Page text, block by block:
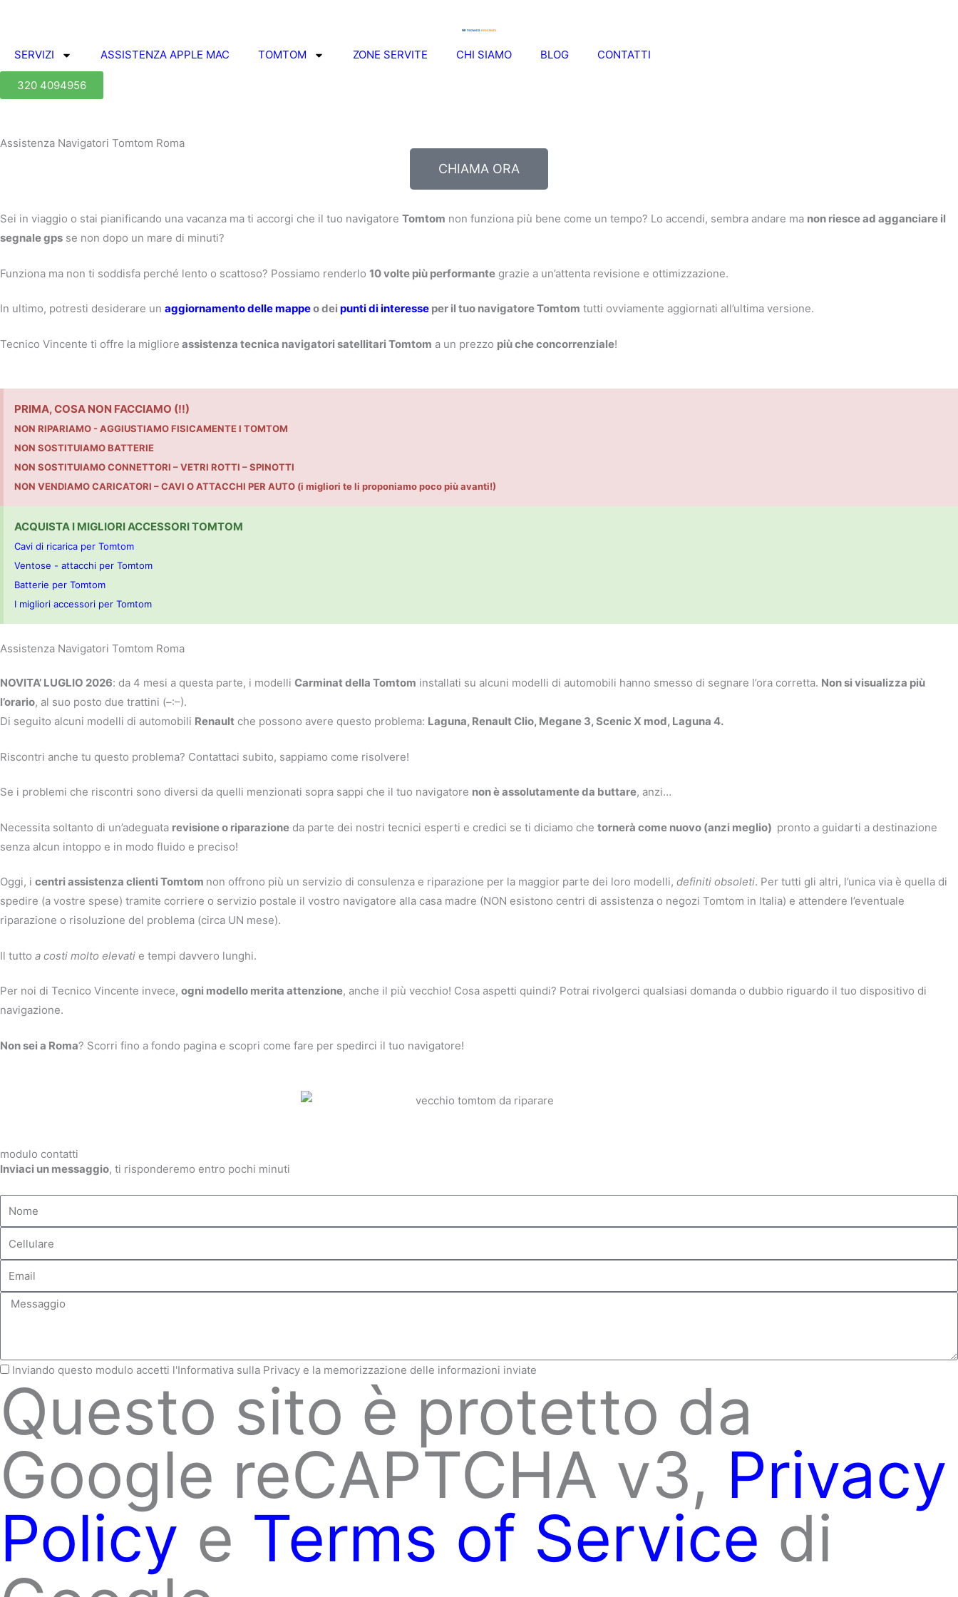
contenuto
SERVIZI ASSISTENZA APPLE MAC TOMTOM ZONE SERVITE CHI SIAMO BLOG CONTATTI
320 4094956
Assistenza Navigatori Tomtom Roma
CHIAMA ORA
Sei in viaggio o stai pianificando una vacanza ma ti accorgi che il tuo navigatore Tomtom non funziona più bene come un tempo? Lo accendi, sembra andare ma non riesce ad agganciare il
segnale gps se non dopo un mare di minuti?
Funziona ma non ti soddisfa perché lento o scattoso? Possiamo renderlo 10 volte più performante grazie a un’attenta revisione e ottimizzazione.
In ultimo, potresti desiderare un aggiornamento delle mappeo dei punti di interesse per il tuo navigatore Tomtom tutti ovviamente aggiornati all’ultima versione.
Tecnico Vincente ti offre la migliore assistenza tecnica navigatori satellitari Tomtom a un prezzo più che concorrenziale!
PRIMA, COSA NON FACCIAMO (!!)
NON RIPARIAMO - AGGIUSTIAMO FISICAMENTE I TOMTOM
NON SOSTITUIAMO BATTERIE
NON SOSTITUIAMO CONNETTORI – VETRI ROTTI – SPINOTTI
NON VENDIAMO CARICATORI – CAVI O ATTACCHI PER AUTO (i migliori te li proponiamo poco più avanti!)
ACQUISTA I MIGLIORI ACCESSORI TOMTOM
Cavi di ricarica per Tomtom
Ventose - attacchi per Tomtom
Batterie per Tomtom
I migliori accessori per Tomtom
Assistenza Navigatori Tomtom Roma
NOVITA’ LUGLIO 2026: da 4 mesi a questa parte, i modelli Carminat della Tomtom installati su alcuni modelli di automobili hanno smesso di segnare l’ora corretta. Non si visualizza più
l’orario, al suo posto due trattini (–:–).
Di seguito alcuni modelli di automobili Renault che possono avere questo problema: Laguna, Renault Clio, Megane 3, Scenic X mod, Laguna 4.
Riscontri anche tu questo problema? Contattaci subito, sappiamo come risolvere!
Se i problemi che riscontri sono diversi da quelli menzionati sopra sappi che il tuo navigatore non è assolutamente da buttare, anzi…
Necessita soltanto di un’adeguata revisione o riparazione da parte dei nostri tecnici esperti e credici se ti diciamo che tornerà come nuovo (anzi meglio) pronto a guidarti a destinazione
senza alcun intoppo e in modo fluido e preciso!
Oggi, i centri assistenza clienti Tomtom non offrono più un servizio di consulenza e riparazione per la maggior parte dei loro modelli, definiti obsoleti. Per tutti gli altri, l’unica via è quella di
spedire (a vostre spese) tramite corriere o servizio postale il vostro navigatore alla casa madre (NON esistono centri di assistenza o negozi Tomtom in Italia) e attendere l’eventuale
riparazione o risoluzione del problema (circa UN mese).
Il tutto a costi molto elevati e tempi davvero lunghi.
Per noi di Tecnico Vincente invece, ogni modello merita attenzione, anche il più vecchio! Cosa aspetti quindi? Potrai rivolgerci qualsiasi domanda o dubbio riguardo il tuo dispositivo di
navigazione.
Non sei a Roma? Scorri fino a fondo pagina e scopri come fare per spedirci il tuo navigatore!
modulo contatti
​Inviaci un messaggio, ti risponderemo entro pochi minuti
Nome
Email
Messaggio
Nota
sulla
Privacy
Inviando questo modulo accetti l'Informativa sulla Privacy e la memorizzazione delle informazioni inviate
Questo sito è protetto da
Google reCAPTCHA v3, Privacy
Policy e Terms of Service di